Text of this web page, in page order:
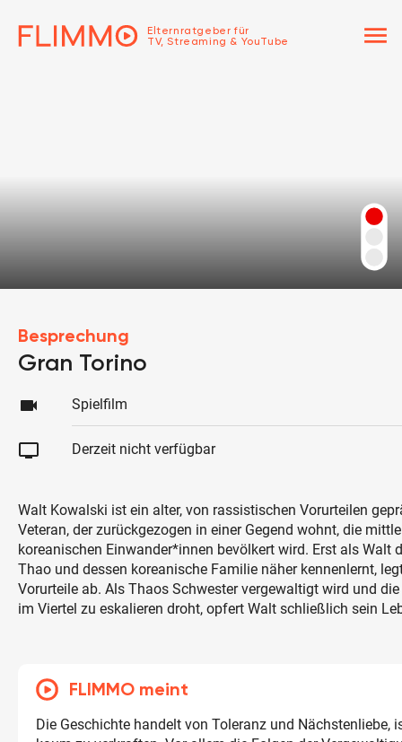
Elternratgeber für
TV, Streaming & YouTube
menu
Besprechung
Gran Torino
videocam Spielfilm
tv Derzeit nicht verfügbar
Walt Kowalski ist ein alter, von rassistischen Vorurteilen
Veteran, der zurückgezogen in einer Gegend wohnt, die
koreanischen Einwander*innen bevölkert wird. Erst als Walt
Thao und dessen koreanische Familie näher kennenlernt,
Vorurteile ab. Als Thaos Schwester vergewaltigt wird und
im Viertel zu eskalieren droht, opfert Walt schließlich sein
FLIMMO meint
Die Geschichte handelt von Toleranz und Nächstenliebe,